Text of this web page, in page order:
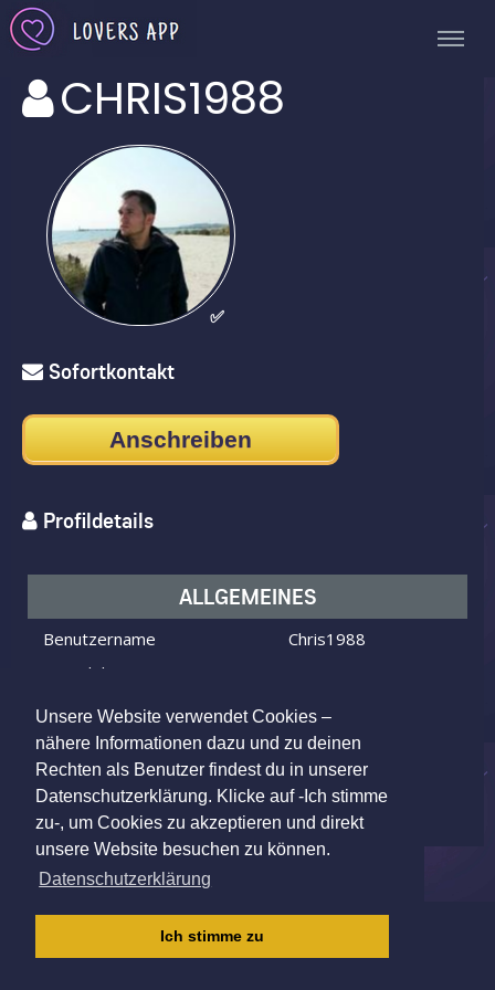
Unsere Website verwendet Cookies –
nähere Informationen dazu und zu deinen
Rechten als Benutzer findest du in unserer
Datenschutzerklärung. Klicke auf -Ich stimme
zu-, um Cookies zu akzeptieren und direkt
unsere Website besuchen zu können.
Datenschutzerklärung
Ich stimme zu
CHRIS1988
✅
Sofortkontakt
Anschreiben
Profildetails
ALLGEMEINES
Benutzername
Chris1988
Ich bin
Ich suche
eine Frau
Alter
38 Jahre alt
Wohnort
Kassel, Germany
|AGB|DATENSCHUTZ
KINDERSCHUTZRICHTLINIE